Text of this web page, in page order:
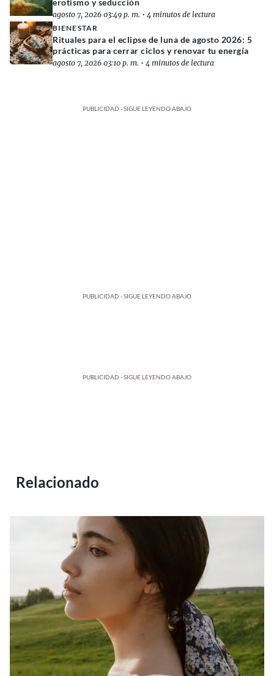
agosto 7, 2026 03:49 p. m. • 4 minutos de lectura
BIENESTAR
Rituales para el eclipse de luna de agosto 2026: 5
prácticas para cerrar ciclos y renovar tu energía
agosto 7, 2026 03:10 p. m. • 4 minutos de lectura
PUBLICIDAD - SIGUE LEYENDO ABAJO
PUBLICIDAD - SIGUE LEYENDO ABAJO
PUBLICIDAD - SIGUE LEYENDO ABAJO
Relacionado